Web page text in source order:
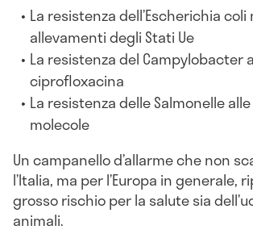
La resistenza dell’Escherichia coli
allevamenti degli Stati Ue
La resistenza del Campylobacter
ciprofloxacina
La resistenza delle Salmonelle
molecole
Un campanello d’allarme che non
l’Italia, ma per l’Europa in generale,
grosso rischio per la salute sia
animali.